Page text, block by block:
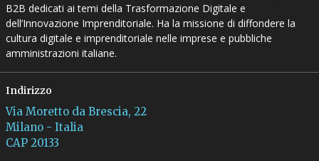
B2B dedicati ai temi della Trasformazione Digitale e
dell’Innovazione Imprenditoriale. Ha la missione di diffondere la
cultura digitale e imprenditoriale nelle imprese e pubbliche
amministrazioni italiane.
Indirizzo
Via Moretto da Brescia, 22
Milano - Italia
CAP 20133